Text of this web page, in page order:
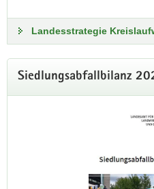
Landesstrategie
Siedlungsabfallbilanz